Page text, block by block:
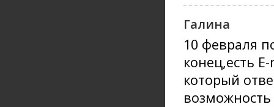
Галина
10 февраля
конец,есть
который